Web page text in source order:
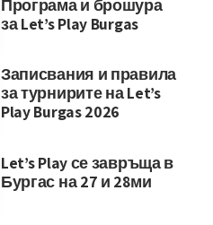
Програма и брошура
за Let’s Play Burgas
Записвания и правила
за турнирите на Let’s
Play Burgas 2026
Let’s Play се завръща в
Бургас на 27 и 28ми